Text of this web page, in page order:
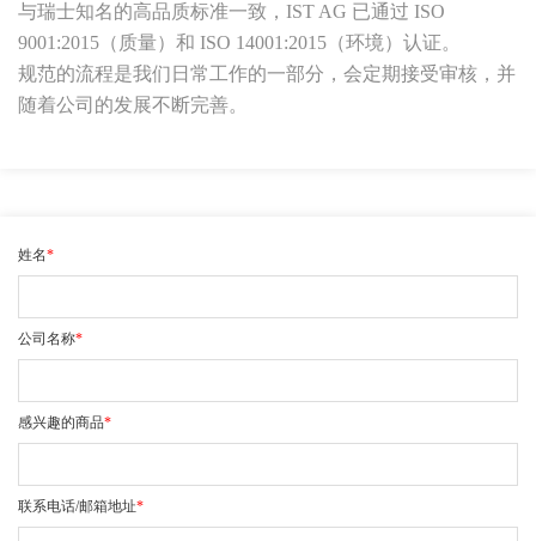
与瑞士知名的高品质标准一致，IST AG 已通过 ISO
9001:2015（质量）和 ISO 14001:2015（环境）认证。
规范的流程是我们日常工作的一部分，会定期接受审核，并
随着公司的发展不断完善。
姓名*
公司名称*
感兴趣的商品*
联系电话/邮箱地址*